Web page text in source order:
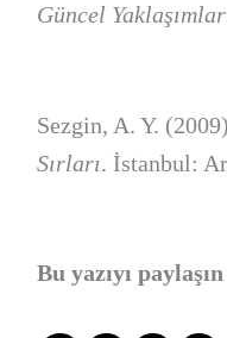
Güncel Yaklaşımlar
Sezgin, A. Y.
Sırları. İstanbul:
Bu yazıyı paylaşın